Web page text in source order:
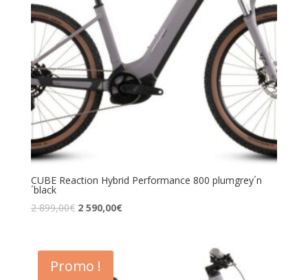
CUBE Reaction Hybrid Performance 800 plumgrey´n
´black
2 899,00€ 2 590,00€
Promo !